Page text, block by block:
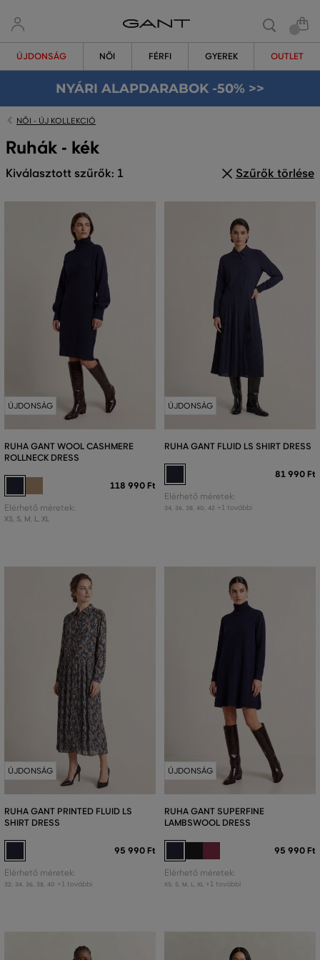
ÚJDONSÁG NŐI FÉRFI GYEREK OUTLET
NYÁRI ALAPDARABOK -50% >>
NŐI - ÚJ KOLLEKCIÓ
Ruhák - kék
Kiválasztott szűrők: 1 Szűrők törlése
ÚJDONSÁG
RUHA GANT WOOL CASHMERE
ROLLNECK DRESS
118 990 Ft
Elérhető méretek:
XS, S, M, L, XL
ÚJDONSÁG
RUHA GANT FLUID LS SHIRT DRESS
81 990 Ft
Elérhető méretek:
34 36 38 40 42 +1 további
ÚJDONSÁG
RUHA GANT PRINTED FLUID LS
SHIRT DRESS
95 990 Ft
Elérhető méretek:
32 34 36 38 40 +1 további
ÚJDONSÁG
RUHA GANT SUPERFINE
LAMBSWOOL DRESS
95 990 Ft
Elérhető méretek:
XS, S, M L XL +1 további